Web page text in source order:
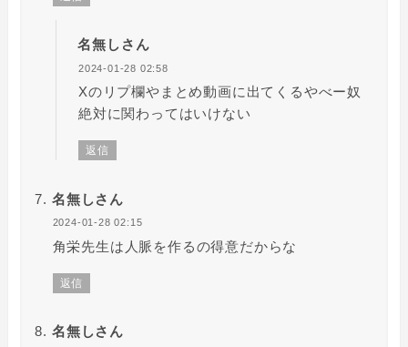
名無しさん
2024-01-28 02:58
Xのリプ欄やまとめ動画に出てくるやべー奴
絶対に関わってはいけない
返信
名無しさん
2024-01-28 02:15
角栄先生は人脈を作るの得意だからな
返信
名無しさん